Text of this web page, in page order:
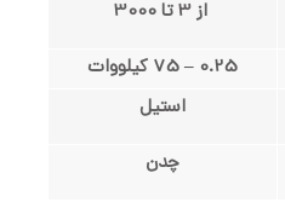
0.25 – 75 کیلووات
استیل